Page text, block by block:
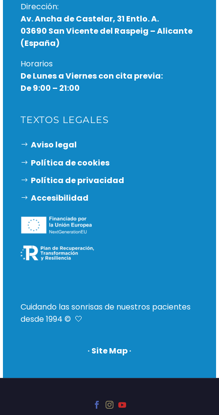
Dirección:
Av. Ancha de Castelar, 31 Entlo. A.
03690 San Vicente del Raspeig – Alicante
(España)
Horarios
De Lunes a Viernes con cita previa:
De 9:00 – 21:00
TEXTOS LEGALES
Aviso legal
Política de cookies
Política de privacidad
Accesibilidad
Cuidando las sonrisas de nuestros pacientes
desde 1994 © 🤍
· Site Map ·